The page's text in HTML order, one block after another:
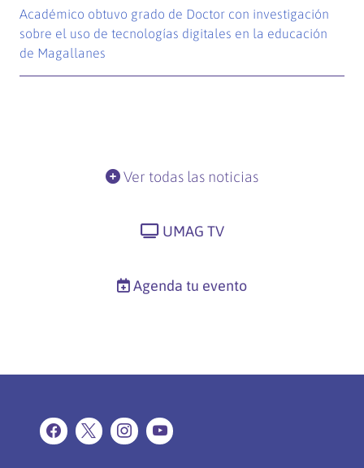
Académico obtuvo grado de Doctor con investigación
sobre el uso de tecnologías digitales en la educación
de Magallanes
Ver todas las noticias
UMAG TV
Agenda tu evento